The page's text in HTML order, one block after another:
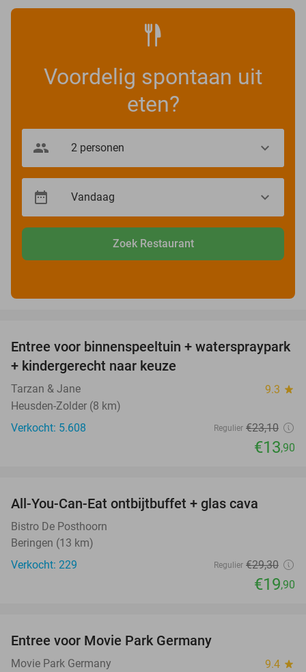
Voordelig spontaan uit
eten?
Zoek Restaurant
40%
Entree voor binnenspeeltuin + waterspraypark
+ kindergerecht naar keuze
Tarzan & Jane 9.3 star
Heusden-Zolder (8 km)
Verkocht: 5.608
Regulier €23,10
€13,90
All-You-Can-Eat ontbijtbuffet + glas cava
Bistro De Posthoorn
Beringen (13 km)
Verkocht: 229
Regulier €29,30
€19,90
Entree voor Movie Park Germany
Movie Park Germany 9.4 star